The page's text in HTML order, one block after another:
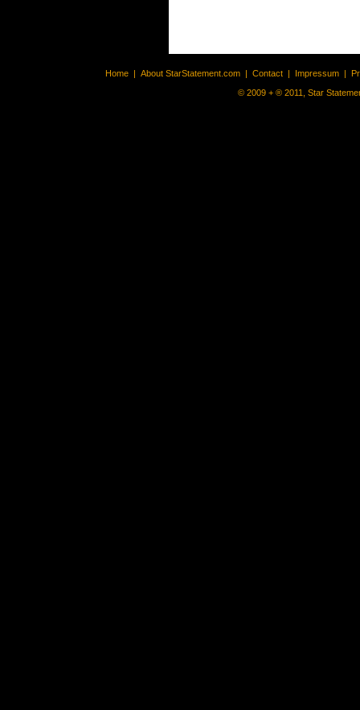
Home | About StarStatement.com | Contact | Impressum |
© 2009 + ® 2011, Star